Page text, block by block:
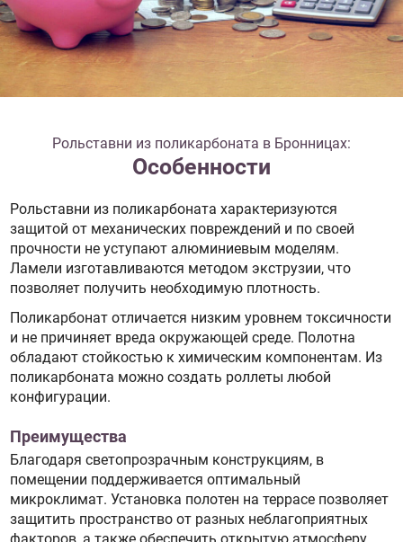
Рольставни из поликарбоната в Бронницах:
Особенности
Рольставни из поликарбоната характеризуются
защитой от механических повреждений и по своей
прочности не уступают алюминиевым моделям.
Ламели изготавливаются методом экструзии, что
позволяет получить необходимую плотность.
Поликарбонат отличается низким уровнем токсичности
и не причиняет вреда окружающей среде. Полотна
обладают стойкостью к химическим компонентам. Из
поликарбоната можно создать роллеты любой
конфигурации.
Преимущества
Благодаря светопрозрачным конструкциям, в
помещении поддерживается оптимальный
микроклимат. Установка полотен на террасе позволяет
защитить пространство от разных неблагоприятных